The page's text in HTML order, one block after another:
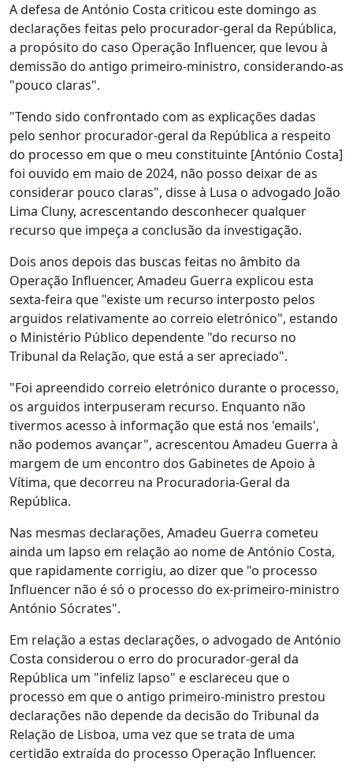
A defesa de António Costa criticou este domingo as
declarações feitas pelo procurador-geral da República,
a propósito do caso Operação Influencer, que levou à
demissão do antigo primeiro-ministro, considerando-as
"pouco claras".
"Tendo sido confrontado com as explicações dadas
pelo senhor procurador-geral da República a respeito
do processo em que o meu constituinte [António Costa]
foi ouvido em maio de 2024, não posso deixar de as
considerar pouco claras", disse à Lusa o advogado João
Lima Cluny, acrescentando desconhecer qualquer
recurso que impeça a conclusão da investigação.
Dois anos depois das buscas feitas no âmbito da
Operação Influencer, Amadeu Guerra explicou esta
sexta-feira que "existe um recurso interposto pelos
arguidos relativamente ao correio eletrónico", estando
o Ministério Público dependente "do recurso no
Tribunal da Relação, que está a ser apreciado".
"Foi apreendido correio eletrónico durante o processo,
os arguidos interpuseram recurso. Enquanto não
tivermos acesso à informação que está nos 'emails',
não podemos avançar", acrescentou Amadeu Guerra à
margem de um encontro dos Gabinetes de Apoio à
Vítima, que decorreu na Procuradoria-Geral da
República.
Nas mesmas declarações, Amadeu Guerra cometeu
ainda um lapso em relação ao nome de António Costa,
que rapidamente corrigiu, ao dizer que "o processo
Influencer não é só o processo do ex-primeiro-ministro
António Sócrates".
Em relação a estas declarações, o advogado de António
Costa considerou o erro do procurador-geral da
República um "infeliz lapso" e esclareceu que o
processo em que o antigo primeiro-ministro prestou
declarações não depende da decisão do Tribunal da
Relação de Lisboa, uma vez que se trata de uma
certidão extraída do processo Operação Influencer.